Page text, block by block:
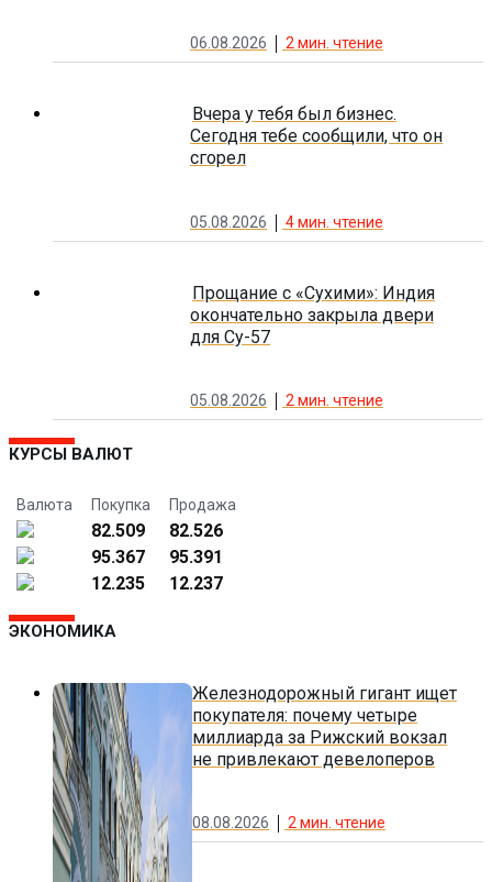
06.08.2026 2 мин. чтение
Вчера у тебя был бизнес.
Сегодня тебе сообщили, что он
сгорел
05.08.2026 4мин. чтение
Прощание с «Сухими»: Индия
окончательно закрыла двери
для Су-57
05.08.2026 2мин. чтение
КУРСЫ ВАЛЮТ
Валюта Покупка Продажа
82.509
82.526
95.367
95.391
12.235
12.237
ЭКОНОМИКА
Железнодорожный гигант ищет
покупателя: почему четыре
миллиарда за Рижский вокзал
не привлекают девелоперов
08.08.2026 2 мин. чтение